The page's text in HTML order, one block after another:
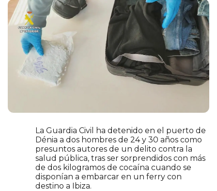
La Guardia Civil ha detenido en el puerto de
Dénia a dos hombres de 24 y 30 años como
presuntos autores de un delito contra la
salud pública, tras ser sorprendidos con más
de dos kilogramos de cocaína cuando se
disponían a embarcar en un ferry con
destino a Ibiza.